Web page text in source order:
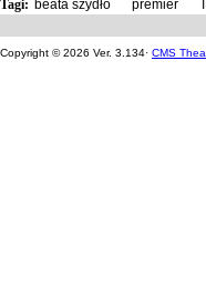
Tagi: beata szydło premier
Copyright © 2026 Ver. 3.134· CMS Thea